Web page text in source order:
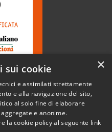
Copyright © 2026 • Comune di
Gromo • Powered by
×
sui cookie
e assimilati strettamente
e alla navigazione del sito,
al solo fine di elaborare
e anonime.
la cookie policy al seguente link